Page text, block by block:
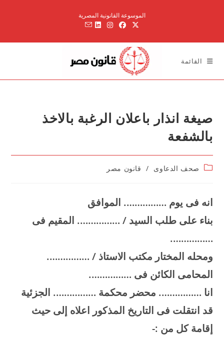
الموسوعة القانونية المصرية
القائمة
صيغة انذار باعلان الرغبة بالاخذ
بالشفعة
Postصحف الدعاوى / قانون مصر
انه فى يوم ……………. الموافق
بناء على طلب السيد / ……………. المقيم فى
…………….
ومحله المختار مكتب الاستاذ / …………….
المحامى الكائن فى …………….
انا ……………. محضر محكمة ……………. الجزئية
قد انتقلت فى التاريخ المذكور اعلاه إلى حيث
إقامة كل من :-